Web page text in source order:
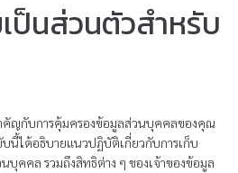
ป็นส่วนตัวสำหรับ
คัญกับการคุ้มครองข้อมูลส่วนบุคคลของคุณ
นี้ได้อธิบายแนวปฏิบัติเกี่ยวกับการเก็บ
บุคคล รวมถึงสิทธิต่าง ๆ ของเจ้าของข้อมูล